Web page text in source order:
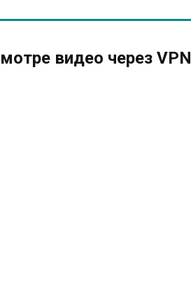
видео через VPN